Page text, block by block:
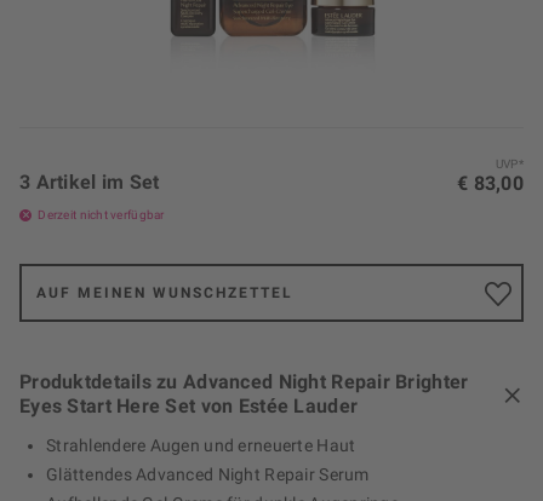
UVP*
€ 83,00
3 Artikel im Set
Derzeit nicht verfügbar
AUF MEINEN WUNSCHZETTEL
Produktdetails zu Advanced Night Repair Brighter
Eyes Start Here Set von Estée Lauder
Strahlendere Augen und erneuerte Haut
Glättendes Advanced Night Repair Serum